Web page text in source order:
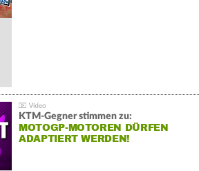
KTM-Gegner stimmen zu:
MOTOGP-MOTOREN DÜRFEN
ADAPTIERT WERDEN!